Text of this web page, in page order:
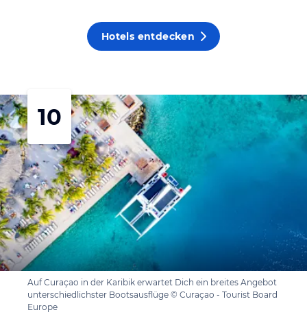
Hotels entdecken
10
Auf Curaçao in der Karibik erwartet Dich ein breites Angebot
unterschiedlichster Bootsausflüge © Curaçao - Tourist Board
Europe